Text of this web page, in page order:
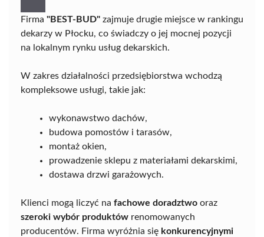
Firma "BEST-BUD" zajmuje drugie miejsce w rankingu
dekarzy w Płocku, co świadczy o jej mocnej pozycji
na lokalnym rynku usług dekarskich.
W zakres działalności przedsiębiorstwa wchodzą
kompleksowe usługi, takie jak:
wykonawstwo dachów,
budowa pomostów i tarasów,
montaż okien,
prowadzenie sklepu z materiałami dekarskimi,
dostawa drzwi garażowych.
Klienci mogą liczyć na fachowe doradztwo oraz
szeroki wybór produktów renomowanych
producentów. Firma wyróżnia się konkurencyjnymi